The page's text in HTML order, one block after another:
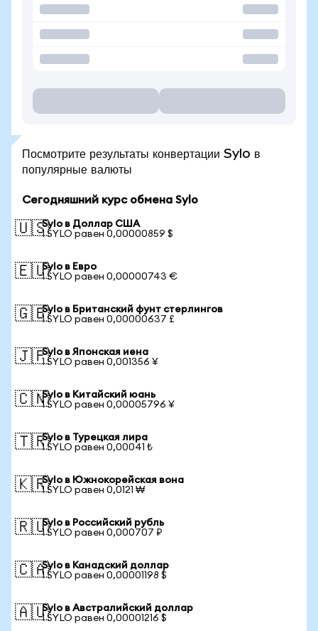
Посмотрите результаты конвертации Sylo в
популярные валюты
Сегодняшний курс обмена Sylo
🇺🇸Sylo в Доллар США
1 SYLO равен 0,00000859 $
🇪🇺Sylo в Евро
1 SYLO равен 0,00000743 €
🇬🇧Sylo в Британский фунт стерлингов
1 SYLO равен 0,00000637 £
🇯🇵Sylo в Японская иена
1 SYLO равен 0,001356 ¥
🇨🇳Sylo в Китайский юань
1 SYLO равен 0,00005796 ¥
🇹🇷Sylo в Турецкая лира
1 SYLO равен 0,00041 ₺
🇰🇷Sylo в Южнокорейская вона
1 SYLO равен 0,0121 ₩
🇷🇺Sylo в Российский рубль
1 SYLO равен 0,000707 ₽
🇨🇦Sylo в Канадский доллар
1 SYLO равен 0,00001198 $
🇦🇺Sylo в Австралийский доллар
1 SYLO равен 0,00001216 $